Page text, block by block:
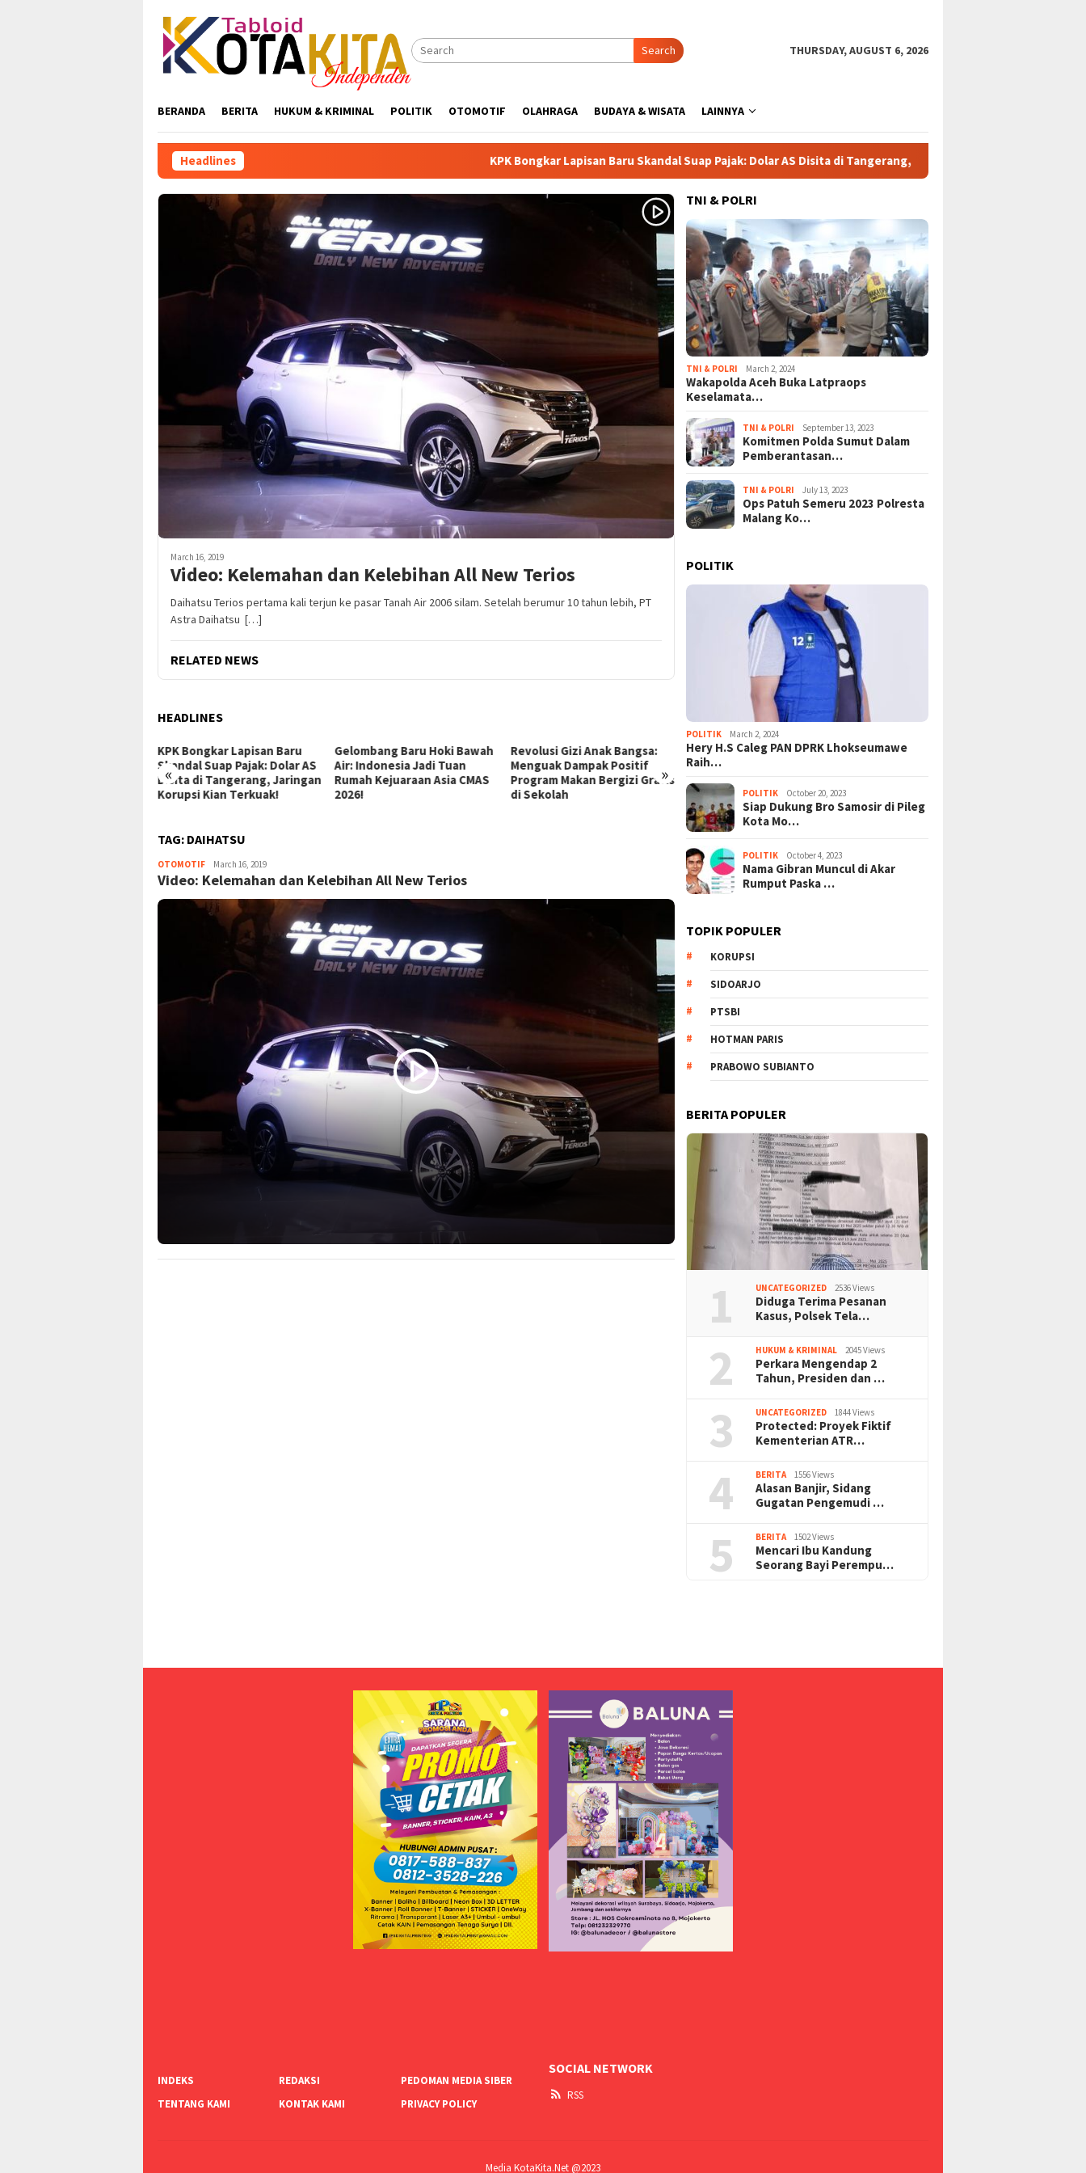
content
Search THURSDAY, AUGUST 6, 2026
BERANDA BERITA HUKUM & KRIMINAL POLITIK OTOMOTIF OLAHRAGA BUDAYA & WISATA LAINNYA
Headlines KPK Bongkar Lapisan Baru Skandal Suap Pajak: Dolar AS Disita di Tangerang, Jaringan Korupsi Kian Terkuak!
March 16, 2019
Video: Kelemahan dan Kelebihan All New Terios
Daihatsu Terios pertama kali terjun ke pasar Tanah Air 2006 silam. Setelah berumur 10 tahun lebih, PT
Astra Daihatsu […]
RELATED NEWS
HEADLINES
« »
Gelombang Baru Hoki Bawah
Air: Indonesia Jadi Tuan
Rumah Kejuaraan Asia CMAS
2026!
Revolusi Gizi Anak Bangsa:
Menguak Dampak Positif
Program Makan Bergizi Gratis
di Sekolah
Pertarungan Udara Lawan
Amukan Api: BNPB Kerahkan
Helikopter dan Drone
Jinakkan Kobaran Bromo
Potret Miris Pendidikan: SD
Negeri di Labura Menanti
Runtuh, Siswa Bertaruh
Nyawa di Bangunan Reyot
KPK Bongkar Lapisan Baru
TAG: DAIHATSU
OTOMOTIF MRADMIN
March 16, 2019
Video: Kelemahan dan Kelebihan All New Terios
TNI & POLRI
TNI & POLRI March 2, 2024
Wakapolda Aceh Buka Latpraops
Keselamata…
TNI & POLRI September 13, 2023
Komitmen Polda Sumut Dalam
Pemberantasan…
TNI & POLRI July 13, 2023
Ops Patuh Semeru 2023 Polresta
Malang Ko…
POLITIK
POLITIK March 2, 2024
Hery H.S Caleg PAN DPRK Lhokseumawe
Raih…
POLITIK October 20, 2023
Siap Dukung Bro Samosir di Pileg
Kota Mo…
POLITIK October 4, 2023
Nama Gibran Muncul di Akar
Rumput Paska …
TOPIK POPULER
KORUPSI
SIDOARJO
PTSBI
HOTMAN PARIS
PRABOWO SUBIANTO
BERITA POPULER
1 UNCATEGORIZED 2536 Views
Diduga Terima Pesanan
Kasus, Polsek Tela…
2 HUKUM & KRIMINAL 2045 Views
Perkara Mengendap 2
Tahun, Presiden dan …
3 UNCATEGORIZED 1844 Views
Protected: Proyek Fiktif
Kementerian ATR…
4 BERITA 1556 Views
Alasan Banjir, Sidang
Gugatan Pengemudi …
5 BERITA 1502 Views
Mencari Ibu Kandung
Seorang Bayi Perempu…
INDEKS REDAKSI
PEDOMAN MEDIA SIBER
TENTANG KAMI
KONTAK KAMI PRIVACY POLICY
SOCIAL NETWORK
RSS
Media KotaKita.Net @2023